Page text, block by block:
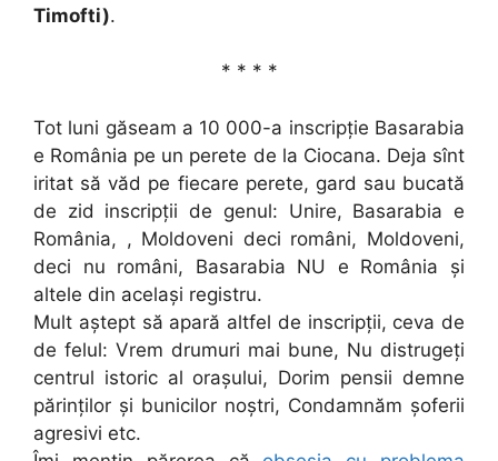
Timofti).
* * * *
Tot luni găseam a 10 000-a inscripție Basarabia
e România pe un perete de la Ciocana. Deja sînt
iritat să văd pe fiecare perete, gard sau bucată
de zid inscripții de genul: Unire, Basarabia e
România, , Moldoveni deci români, Moldoveni,
deci nu români, Basarabia NU e România și
altele din același registru.
Mult aștept să apară altfel de inscripții, ceva de
de felul: Vrem drumuri mai bune, Nu distrugeți
centrul istoric al orașului, Dorim pensii demne
părinților și bunicilor noștri, Condamnăm șoferii
agresivi etc.